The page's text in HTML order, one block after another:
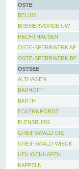
OSTE
BELUM
BREMERVÖRDE UW
HECHTHAUSEN
OSTE-SPERRWERK AP
OSTE-SPERRWERK BP
OSTSEE
ALTHAGEN
BARHÖFT
BARTH
ECKERNFÖRDE
FLENSBURG
GREIFSWALD OIE
GREIFSWALD-WIECK
HEILIGENHAFEN
KAPPELN